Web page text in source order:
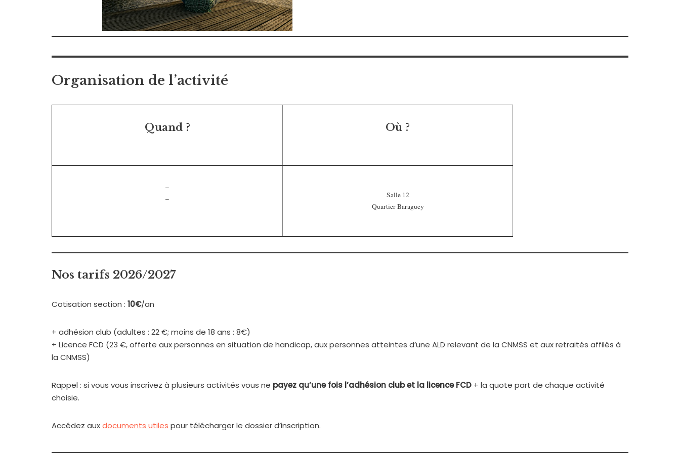
Organisation de l’activité
Quand ? Où ?
–
–
Salle 12
Quartier Baraguey
Nos tarifs 2026/2027
Cotisation section : 10€/an
+ adhésion club (adultes : 22 €; moins de 18 ans : 8€)
+ Licence FCD (23 €, offerte aux personnes en situation de handicap, aux personnes atteintes d’une ALD relevant de la CNMSS et aux retraités affilés à
la CNMSS)
Rappel : si vous vous inscrivez à plusieurs activités vous ne payez qu’une fois l’adhésion club et la licence FCD + la quote part de chaque activité
choisie.
Accédez auxdocuments utiles pour télécharger le dossier d’inscription.